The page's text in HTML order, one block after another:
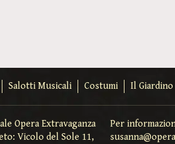
Salotti Musicali Costumi Il
Opera Extravaganza
Vicolo del Sole 11,
Per